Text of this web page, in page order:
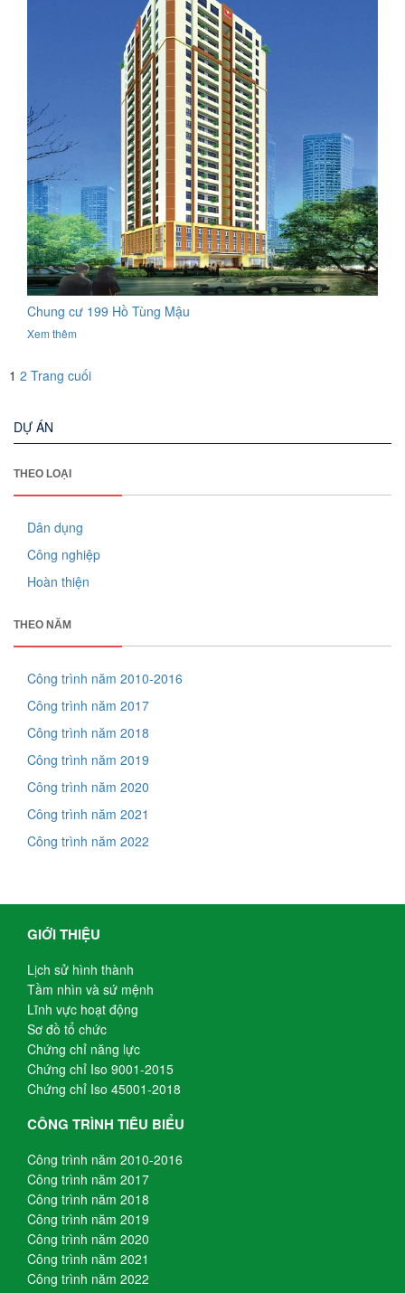
Chung cư 199 Hồ Tùng Mậu
Xem thêm
1 2 Trang cuối
DỰ ÁN
THEO LOẠI
Dân dụng
Công nghiệp
Hoàn thiện
THEO NĂM
Công trình năm 2010-2016
Công trình năm 2017
Công trình năm 2018
Công trình năm 2019
Công trình năm 2020
Công trình năm 2021
Công trình năm 2022
GIỚI THIỆU
Lịch sử hình thành
Tầm nhìn và sứ mệnh
Lĩnh vực hoạt động
Sơ đồ tổ chức
Chứng chỉ năng lực
Chứng chỉ Iso 9001-2015
Chứng chỉ Iso 45001-2018
CÔNG TRÌNH TIÊU BIỂU
Công trình năm 2010-2016
Công trình năm 2017
Công trình năm 2018
Công trình năm 2019
Công trình năm 2020
Công trình năm 2021
Công trình năm 2022